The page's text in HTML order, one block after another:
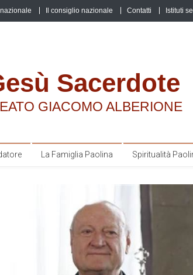
Il consiglio nazionale Contatti Istituti
Sacerdote
GIACOMO ALBERIONE
La Famiglia Paolina Spiritualità